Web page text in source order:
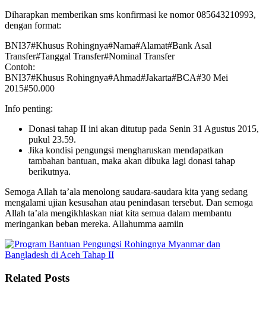
Diharapkan memberikan sms konfirmasi ke nomor 085643210993,
dengan format:
BNI37#Khusus Rohingnya#Nama#Alamat#Bank Asal
Transfer#Tanggal Transfer#Nominal Transfer
Contoh:
BNI37#Khusus Rohingnya#Ahmad#Jakarta#BCA#30 Mei
2015#50.000
Info penting:
Donasi tahap II ini akan ditutup pada Senin 31 Agustus 2015,
pukul 23.59.
Jika kondisi pengungsi mengharuskan mendapatkan
tambahan bantuan, maka akan dibuka lagi donasi tahap
berikutnya.
Semoga Allah ta’ala menolong saudara-saudara kita yang sedang
mengalami ujian kesusahan atau penindasan tersebut. Dan semoga
Allah ta’ala mengikhlaskan niat kita semua dalam membantu
meringankan beban mereka. Allahumma aamiin
Related Posts